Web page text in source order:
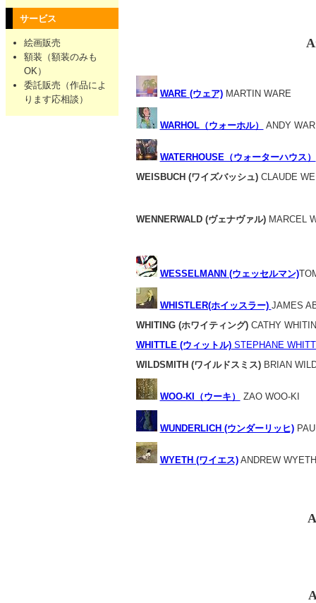
サービス
絵画販売
額装（額装のみも
OK）
委託販売（作品によ
ります応相談）
WARE (ウェア)MARTIN WARE
WARHOL（ウォーホル） ANDY
WATERHOUSE（ウォーターハウス）
WEISBUCH (ワイズバッシュ) CLAUDE
WENNERWALD (ヴェナヴァル)MARCEL
WESSELMANN (ウェッセルマン)
WHISTLER(ホイッスラー) JAMES
WHITING (ホワイティング) CATHY
WHITTLE (ウィットル)STEPHANE
WILDSMITH (ワイルドスミス)BRIAN
WOO-KI（ウーキ） ZAO WOO-KI
WUNDERLICH (ウンダーリッヒ)
WYETH (ワイエス)ANDREW WYETH